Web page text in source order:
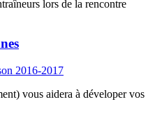
lors de la rencontre
2016-2017
vous aidera à déveloper vos